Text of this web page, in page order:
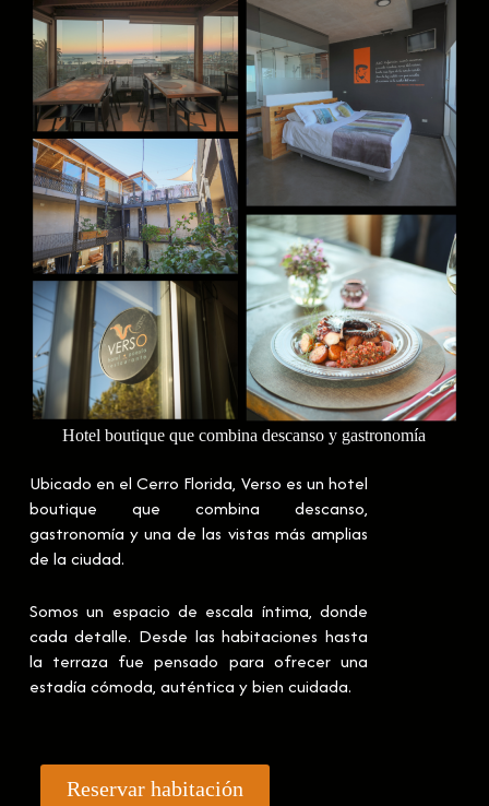
Hotel boutique que combina descanso y gastronomía
Ubicado en el Cerro Florida, Verso es un hotel
boutique que combina descanso,
gastronomía y una de las vistas más amplias
de la ciudad.
Somos un espacio de escala íntima, donde
cada detalle. Desde las habitaciones hasta
la terraza fue pensado para ofrecer una
estadía cómoda, auténtica y bien cuidada.
Reservar habitación